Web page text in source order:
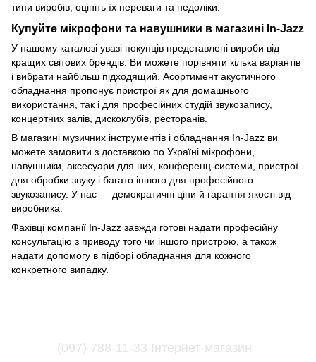
типи виробів, оцініть їх переваги та недоліки.
Купуйте мікрофони та навушники в магазині In-Jazz
У нашому каталозі увазі покупців представлені вироби від
кращих світових брендів. Ви можете порівняти кілька варіантів
і вибрати найбільш підходящий. Асортимент акустичного
обладнання пропонує пристрої як для домашнього
використання, так і для професійних студій звукозапису,
концертних залів, дискоклубів, ресторанів.
В магазині музичних інструментів і обладнання In-Jazz ви
можете замовити з доставкою по Україні мікрофони,
навушники, аксесуари для них, конференц-системи, пристрої
для обробки звуку і багато іншого для професійного
звукозапису. У нас — демократичні ціни й гарантія якості від
виробника.
Фахівці компанії In-Jazz завжди готові надати професійну
консультацію з приводу того чи іншого пристрою, а також
надати допомогу в підборі обладнання для кожного
конкретного випадку.
(097) 788-11-33 Інтернет-магазин